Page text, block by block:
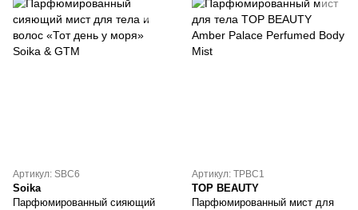
Артикул: SBC6
Soika
Парфюмированный сияющий
Артикул: TPBC1
TOP BEAUTY
Парфюмированный мист для